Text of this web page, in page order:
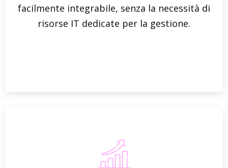
facilmente integrabile, senza la necessità di
risorse IT dedicate per la gestione.